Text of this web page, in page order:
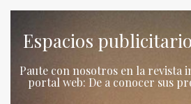
Espacios
Paute con nosotros en la revista
portal web: De a conocer sus